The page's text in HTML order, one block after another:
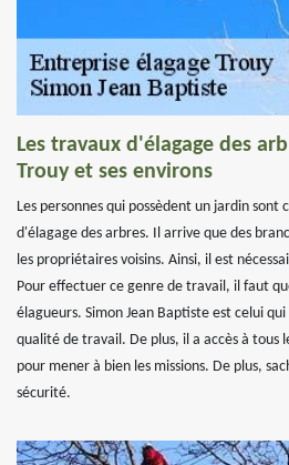
Les travaux d'élagage des
Trouy et ses environs
Les personnes qui possèdent un jardin
d'élagage des arbres. Il arrive que des
les propriétaires voisins. Ainsi, il est
Pour effectuer ce genre de travail, il faut
élagueurs. Simon Jean Baptiste est celui
qualité de travail. De plus, il a accès à tous
pour mener à bien les missions. De plus,
sécurité.